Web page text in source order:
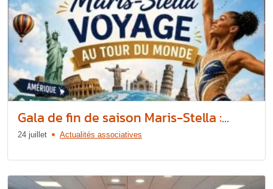
Gala de fin de saison Maris-Stella :...
24 juillet Actualités associatives